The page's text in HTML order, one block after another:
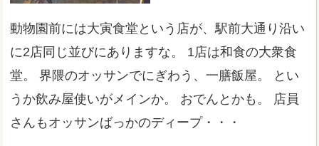
動物園前には大寅食堂という店が、駅前大通り沿い
に2店同じ並びにありますな。 1店は和食の大衆食
堂。 界隈のオッサンでにぎわう、一膳飯屋。 とい
うか飲み屋使いがメインか。 おでんとかも。 店員
さんもオッサンばっかのディープ・・・